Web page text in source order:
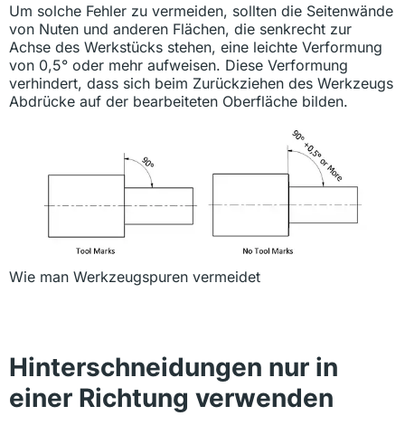
Um solche Fehler zu vermeiden, sollten die Seitenwände
von Nuten und anderen Flächen, die senkrecht zur
Achse des Werkstücks stehen, eine leichte Verformung
von 0,5° oder mehr aufweisen. Diese Verformung
verhindert, dass sich beim Zurückziehen des Werkzeugs
Abdrücke auf der bearbeiteten Oberfläche bilden.
Wie man Werkzeugspuren vermeidet
Hinterschneidungen nur in
einer Richtung verwenden